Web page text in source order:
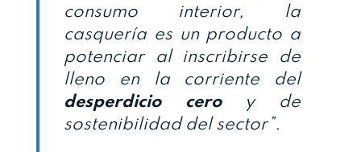
consumo interior, la
casquería es un producto a
potenciar al inscribirse de
lleno en la corriente del
desperdicio ceroy de
sostenibilidad del sector”.